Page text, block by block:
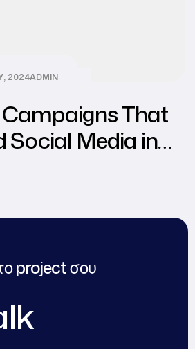
2024ADMIN
Campaigns That
Social Media in
project σου